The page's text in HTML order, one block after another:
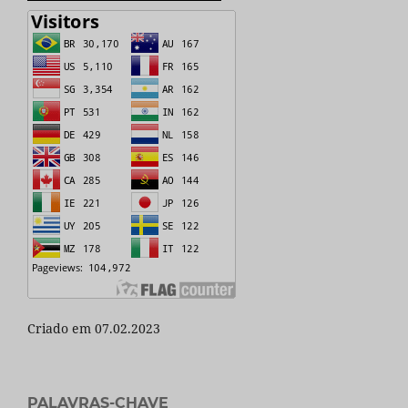
Criado em 07.02.2023
PALAVRAS-CHAVE